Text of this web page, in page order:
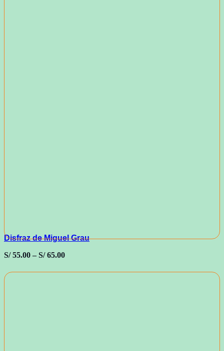
Disfraz de Miguel Grau
S/55.00–S/65.00